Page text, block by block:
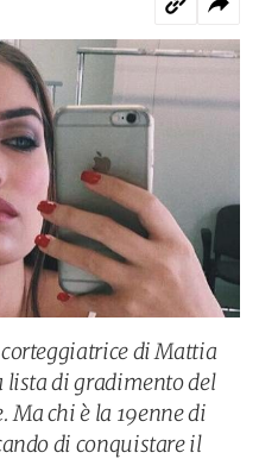
di Mattia
di gradimento del
Ma chi è la 19enne di
di conquistare il